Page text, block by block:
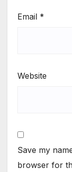
Email *
Website
Save my
browser for